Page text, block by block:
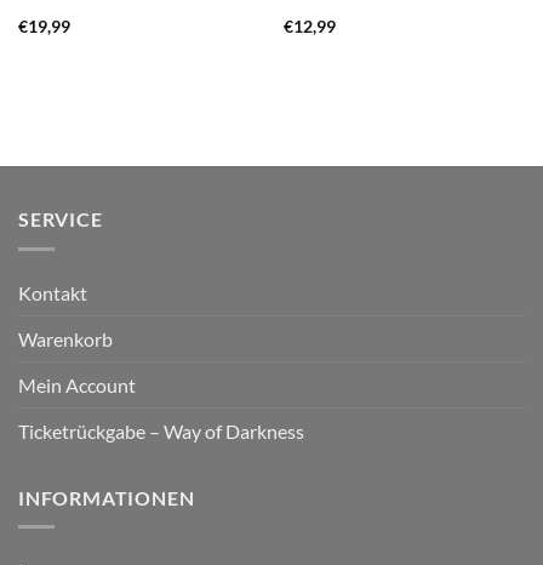
€19,99 €12,99
SERVICE
Kontakt
Warenkorb
Mein Account
Ticketrückgabe – Way of Darkness
INFORMATIONEN